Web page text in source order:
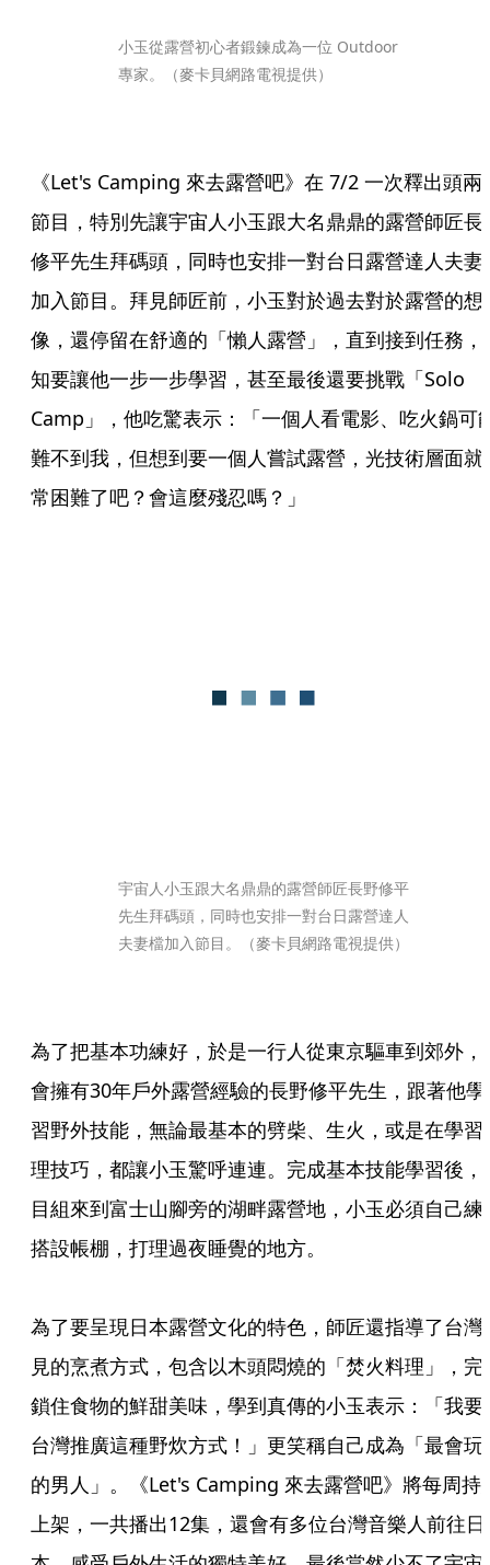
小玉從露營初心者鍛鍊成為一位 Outdoor
專家。（麥卡貝網路電視提供）
《Let's Camping 來去露營吧》在 7/2 一次釋出頭兩
節目，特別先讓宇宙人小玉跟大名鼎鼎的露營師匠長
修平先生拜碼頭，同時也安排一對台日露營達人夫妻
加入節目。拜見師匠前，小玉對於過去對於露營的想
像，還停留在舒適的「懶人露營」，直到接到任務，
知要讓他一步一步學習，甚至最後還要挑戰「Solo
Camp」，他吃驚表示：「一個人看電影、吃火鍋可
難不到我，但想到要一個人嘗試露營，光技術層面就
常困難了吧？會這麼殘忍嗎？」
宇宙人小玉跟大名鼎鼎的露營師匠長野修平
先生拜碼頭，同時也安排一對台日露營達人
夫妻檔加入節目。（麥卡貝網路電視提供）
為了把基本功練好，於是一行人從東京驅車到郊外，
會擁有30年戶外露營經驗的長野修平先生，跟著他學
習野外技能，無論最基本的劈柴、生火，或是在學習
理技巧，都讓小玉驚呼連連。完成基本技能學習後，
目組來到富士山腳旁的湖畔露營地，小玉必須自己練
搭設帳棚，打理過夜睡覺的地方。
為了要呈現日本露營文化的特色，師匠還指導了台灣
見的烹煮方式，包含以木頭悶燒的「焚火料理」，完
鎖住食物的鮮甜美味，學到真傳的小玉表示：「我要
台灣推廣這種野炊方式！」更笑稱自己成為「最會玩
的男人」。《Let's Camping 來去露營吧》將每周持
上架，一共播出12集，還會有多位台灣音樂人前往日